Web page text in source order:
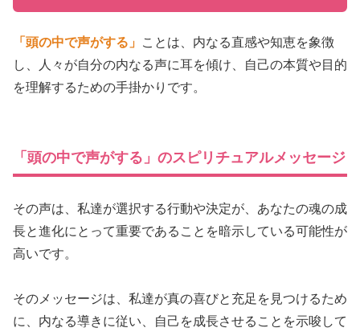
「頭の中で声がする」 ことは、内なる直感や知恵を象徴
し、人々が自分の内なる声に耳を傾け、自己の本質や目的
を理解するための手掛かりです。
「頭の中で声がする」のスピリチュアルメッセージ
その声は、私達が選択する行動や決定が、あなたの魂の成
長と進化にとって重要であることを暗示している可能性が
高いです。
そのメッセージは、私達が真の喜びと充足を見つけるため
に、内なる導きに従い、自己を成長させることを示唆して